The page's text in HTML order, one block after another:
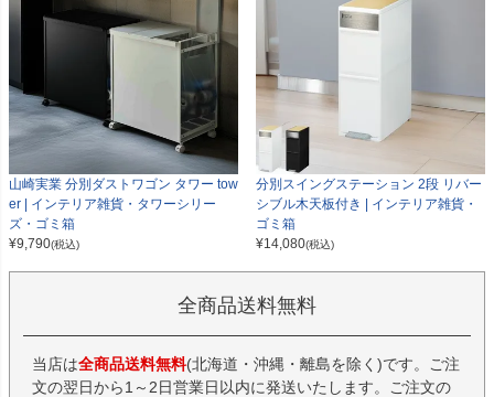
山崎実業 分別ダストワゴン タワー tow
er | インテリア雑貨・タワーシリー
ズ・ゴミ箱
¥9,790(税込)
分別スイングステーション 2段 リバー
シブル木天板付き | インテリア雑貨・
ゴミ箱
¥14,080(税込)
全商品送料無料
当店は全商品送料無料(北海道・沖縄・離島を除く)です。ご注
文の翌日から1～2日営業日以内に発送いたします。ご注文の